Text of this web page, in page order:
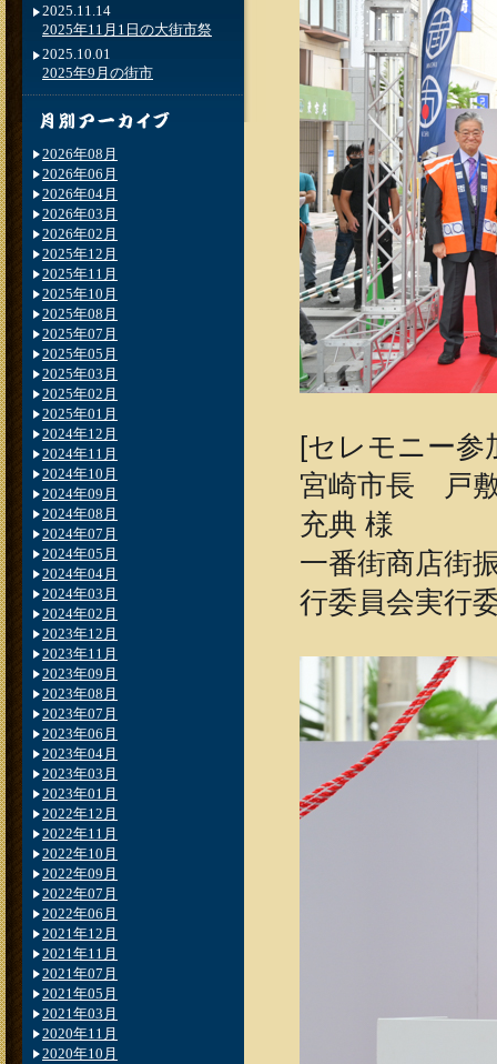
[セレモニー参
宮崎市長 戸
充典 様
一番街商店街
行委員会実行
2025.11.14
2025年11月1日の大街市祭
2025.10.01
2025年9月の街市
2026年08月
2026年06月
2026年04月
2026年03月
2026年02月
2025年12月
2025年11月
2025年10月
2025年08月
2025年07月
2025年05月
2025年03月
2025年02月
2025年01月
2024年12月
2024年11月
2024年10月
2024年09月
2024年08月
2024年07月
2024年05月
2024年04月
2024年03月
2024年02月
2023年12月
2023年11月
2023年09月
2023年08月
2023年07月
2023年06月
2023年04月
2023年03月
2023年01月
2022年12月
2022年11月
2022年10月
2022年09月
2022年07月
2022年06月
2021年12月
2021年11月
2021年07月
2021年05月
2021年03月
2020年11月
2020年10月